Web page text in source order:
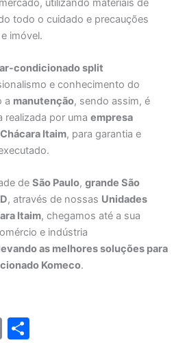
utilizando materiais de
todo o cuidado e precauções
imóvel.
condicionado split
e conhecimento do
a manutenção, sendo assim, é
realizada por umaempresa
Itaim, para garantia e
deSão Paulo,grande São
, através de nossas Unidades
Itaim, chegamos até a sua
e indústria
as melhores soluções para
Komeco.
E